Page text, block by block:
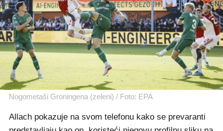
Nogometaši Groningena (zeleni) / Foto: EPA
Allach pokazuje na svom telefonu kako se prevaranti